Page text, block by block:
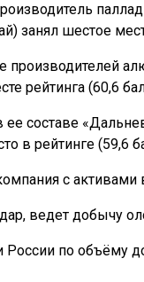
занял шестое
производителей
рейтинга (60,6
ее составе
в рейтинге (59,6
с активами
ведет добычу
России по объёму